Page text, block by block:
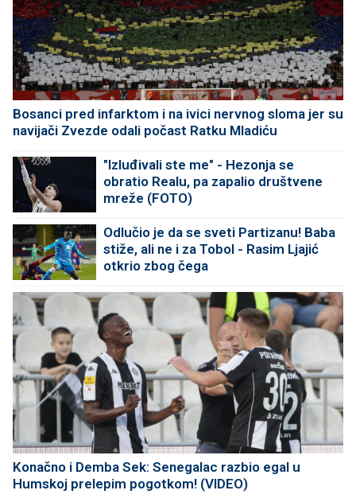
Bosanci pred infarktom i na ivici nervnog sloma jer su
navijači Zvezde odali počast Ratku Mladiću
"Izluđivali ste me" - Hezonja se
obratio Realu, pa zapalio društvene
mreže (FOTO)
Odlučio je da se sveti Partizanu! Baba
stiže, ali ne i za Tobol - Rasim Ljajić
otkrio zbog čega
Konačno i Demba Sek: Senegalac razbio egal u
Humskoj prelepim pogotkom! (VIDEO)